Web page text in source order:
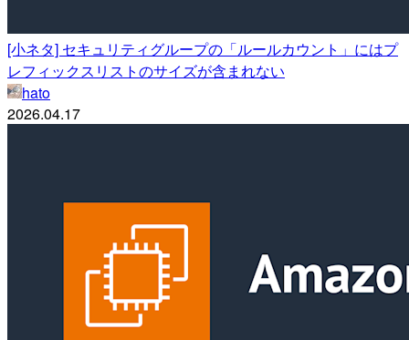
[小ネタ] セキュリティグループの「ルールカウント」にはプ
レフィックスリストのサイズが含まれない
hato
2026.04.17